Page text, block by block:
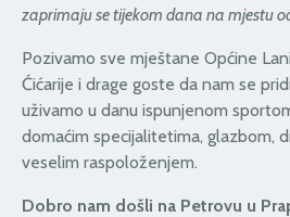
zaprimaju se tijekom dana na mjestu
Pozivamo sve mještane Općine
Ćićarije i drage goste da nam se
uživamo u danu ispunjenom
domaćim specijalitetima, glazbom,
veselim raspoloženjem.
Dobro nam došli na Petrovu u